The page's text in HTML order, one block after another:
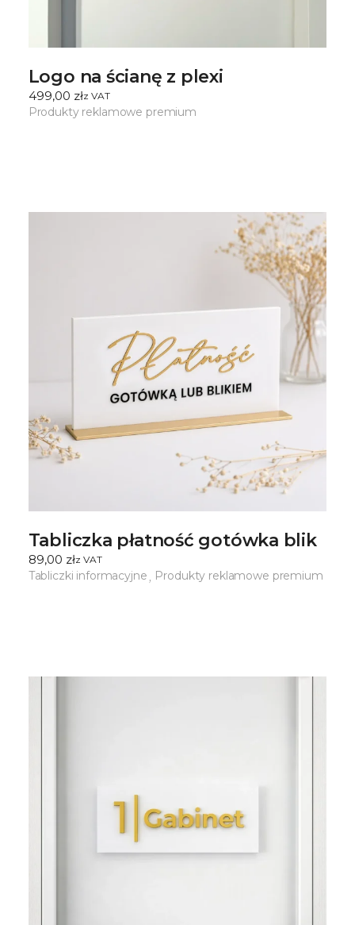
Logo na ścianę z plexi
499,00 złㅤz VAT
Produkty reklamowe premium
Tabliczka płatność gotówka blik
89,00 złㅤz VAT
Tabliczki informacyjne Produkty reklamowe premium